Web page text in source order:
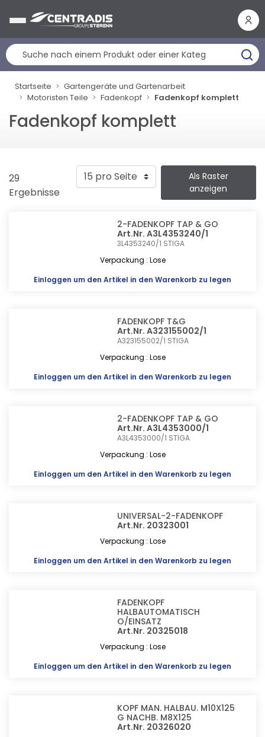
Startseite
Gartengeräte und Gartenarbeit
Motoristen Teile
Fadenkopf Fadenkopf komplett
Fadenkopf komplett
29
Ergebnisse
Als Raster
anzeigen
2-FADENKOPF TAP & GO
Art.Nr. A3L4353240/1
3L4353240/1 STIGA
Verpackung : Lose
Einloggen um den Artikel in den Warenkorb zu legen
FADENKOPF T&G
Art.Nr. A323155002/1
A323155002/1 STIGA
Verpackung : Lose
Einloggen um den Artikel in den Warenkorb zu legen
2-FADENKOPF TAP & GO
Art.Nr. A3L4353000/1
A3L4353000/1 STIGA
Verpackung : Lose
Einloggen um den Artikel in den Warenkorb zu legen
UNIVERSAL-2-FADENKOPF
Art.Nr. 20323001
Verpackung : Lose
Einloggen um den Artikel in den Warenkorb zu legen
FADENKOPF
HALBAUTOMATISCH
O/EINSATZ
Art.Nr. 20325018
Verpackung : Lose
Einloggen um den Artikel in den Warenkorb zu legen
KOPF MAN. HALBAU. M10X125
G NACHB. M8X125
Art.Nr. 20326020